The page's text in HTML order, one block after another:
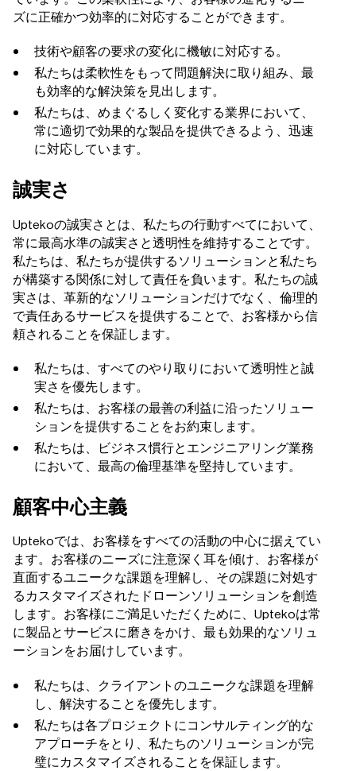
ズに正確かつ効率的に対応することができます。
技術や顧客の要求の変化に機敏に対応する。
私たちは柔軟性をもって問題解決に取り組み、最
も効率的な解決策を見出します。
私たちは、めまぐるしく変化する業界において、
常に適切で効果的な製品を提供できるよう、迅速
に対応しています。
誠実さ
Uptekoの誠実さとは、私たちの行動すべてにおいて、
常に最高水準の誠実さと透明性を維持することです。
私たちは、私たちが提供するソリューションと私たち
が構築する関係に対して責任を負います。私たちの誠
実さは、革新的なソリューションだけでなく、倫理的
で責任あるサービスを提供することで、お客様から信
頼されることを保証します。
私たちは、すべてのやり取りにおいて透明性と誠
実さを優先します。
私たちは、お客様の最善の利益に沿ったソリュー
ションを提供することをお約束します。
私たちは、ビジネス慣行とエンジニアリング業務
において、最高の倫理基準を堅持しています。
顧客中心主義
Uptekoでは、お客様をすべての活動の中心に据えてい
ます。お客様のニーズに注意深く耳を傾け、お客様が
直面するユニークな課題を理解し、その課題に対処す
るカスタマイズされたドローンソリューションを創造
します。お客様にご満足いただくために、Uptekoは常
に製品とサービスに磨きをかけ、最も効果的なソリュ
ーションをお届けしています。
私たちは、クライアントのユニークな課題を理解
し、解決することを優先します。
私たちは各プロジェクトにコンサルティング的な
アプローチをとり、私たちのソリューションが完
璧にカスタマイズされることを保証します。